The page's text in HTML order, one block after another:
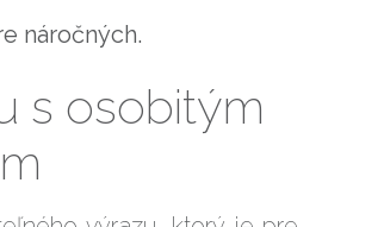
náročných.
s osobitým